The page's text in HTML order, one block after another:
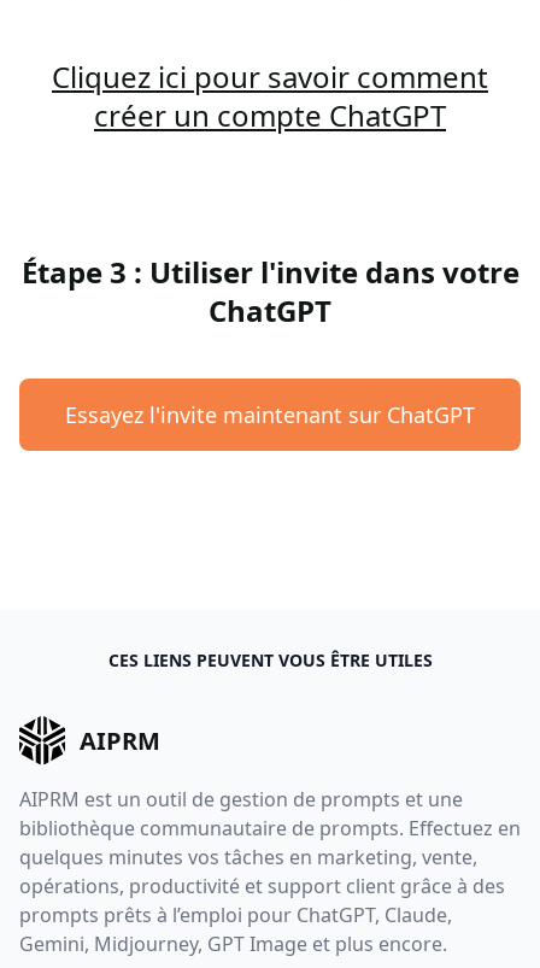
Cliquez ici pour savoir comment
créer un compte ChatGPT
Étape 3 : Utiliser l'invite dans votre
ChatGPT
Essayez l'invite maintenant sur ChatGPT
CES LIENS PEUVENT VOUS ÊTRE UTILES
AIPRM
AIPRM est un outil de gestion de prompts et une
bibliothèque communautaire de prompts. Effectuez en
quelques minutes vos tâches en marketing, vente,
opérations, productivité et support client grâce à des
prompts prêts à l’emploi pour ChatGPT, Claude,
Gemini, Midjourney, GPT Image et plus encore.